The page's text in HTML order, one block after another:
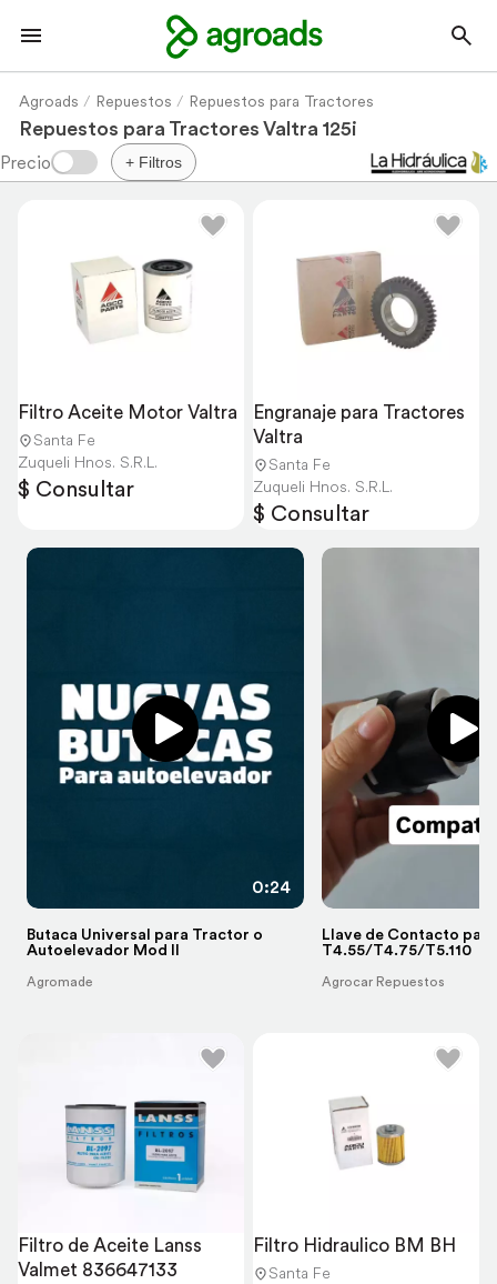
Agroads Repuestos Repuestos para Tractores
Repuestos para Tractores Valtra 125i
+ Filtros
Filtro Aceite Motor Valtra
Santa Fe
Zuqueli Hnos. S.R.L.
$ Consultar
Engranaje para Tractores
Valtra
Santa Fe
Zuqueli Hnos. S.R.L.
$ Consultar
Filtro de Aceite Lanss
Valmet 836647133
Filtro Hidraulico BM BH
Santa Fe
0:24
Butaca Universal para Tractor o
Autoelevador Mod II
Agromade
Llave de Contacto
T4.55/T4.75/T5.110
Agrocar Repuestos